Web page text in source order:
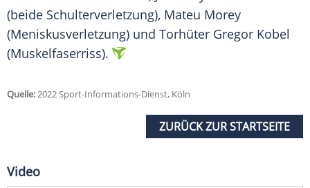
(beide Schulterverletzung), Mateu Morey
(Meniskusverletzung) und Torhüter Gregor Kobel
(Muskelfaserriss).
Quelle:2022 Sport-Informations-Dienst, Köln
ZURÜCK ZUR STARTSEITE
Video